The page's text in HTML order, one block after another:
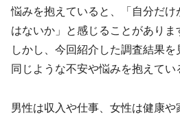
悩みを抱えていると、「自分だ
はないか」と感じることがありま
しかし、今回紹介した調査結果
同じような不安や悩みを抱えてい
男性は収入や仕事、女性は健康